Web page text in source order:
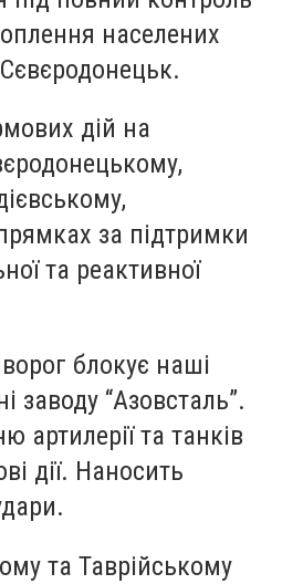
населених
дій на
за підтримки
та реактивної
блокує наші
заводу “Азовсталь”.
артилерії та танків
дії. Наносить
та Таврійському